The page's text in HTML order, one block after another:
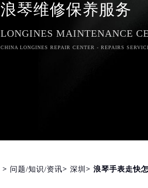
浪琴维修保养服务
LONGINES MAINTENANCE
CHINA LONGINES REPAIR CENTER - REPAIRS
> 问题/知识/资讯> 深圳 > 浪琴手表走快